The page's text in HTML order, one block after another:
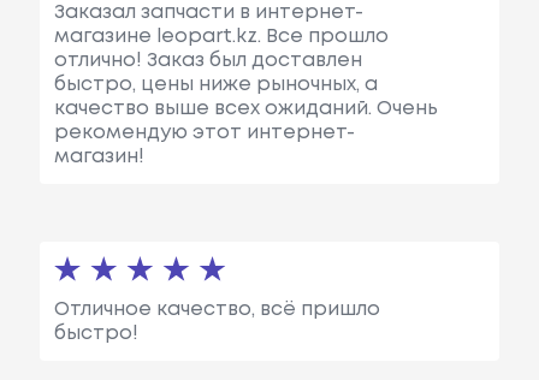
Заказал запчасти в интернет-
магазине leopart.kz. Все прошло
отлично! Заказ был доставлен
быстро, цены ниже рыночных, а
качество выше всех ожиданий. Очень
рекомендую этот интернет-
магазин!
Отличное качество, всё пришло
быстро!